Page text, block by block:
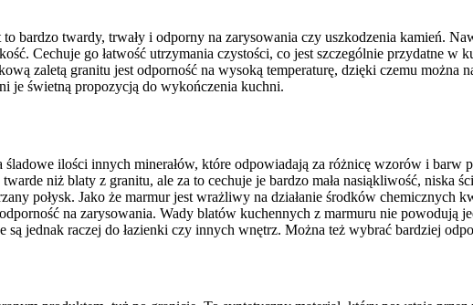
bardzo twardy, trwały i odporny na zarysowania czy uszkodzenia kamień.
Cechuje go łatwość utrzymania czystości, co jest szczególnie przydatne
zaletą granitu jest odporność na wysoką temperaturę, dzięki czemu można
je świetną propozycją do wykończenia kuchni.
ilości innych minerałów, które odpowiadają za różnicę wzorów i barw
niż blaty z granitu, ale za to cechuje je bardzo mała nasiąkliwość, niska
połysk. Jako że marmur jest wrażliwy na działanie środków chemicznych
na zarysowania. Wady blatów kuchennych z marmuru nie powodują
jednak raczej do łazienki czy innych wnętrz. Można też wybrać bardziej